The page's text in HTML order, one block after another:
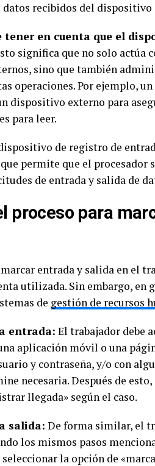
datos recibidos del
en cuenta que el
significa que no solo actúa
sino que también
operaciones. Por ejemplo,
dispositivo externo para
para leer.
de registro de
permite que el procesador
de entrada y salida de
proceso para
entrada y salida en el
utilizada. Sin embargo, en
de gestión de recursos
entrada: El trabajador debe
aplicación móvil o una
y contraseña, y/o con
necesaria. Después de
llegada» según el caso.
salida: De forma similar, el
los mismos pasos
la opción de